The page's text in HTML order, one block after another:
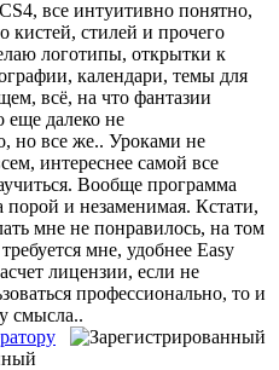
все интуитивно понятно,
кистей, стилей и прочего
логотипы, открытки к
календари, темы для
всё, на что фантазии
еще далеко не
но все же.. Уроками не
интереснее самой все
Вообще программа
порой и незаменимая. Кстати,
мне не понравилось, на том
мне, удобнее Easy
лицензии, если не
профессионально, то и
смысла..